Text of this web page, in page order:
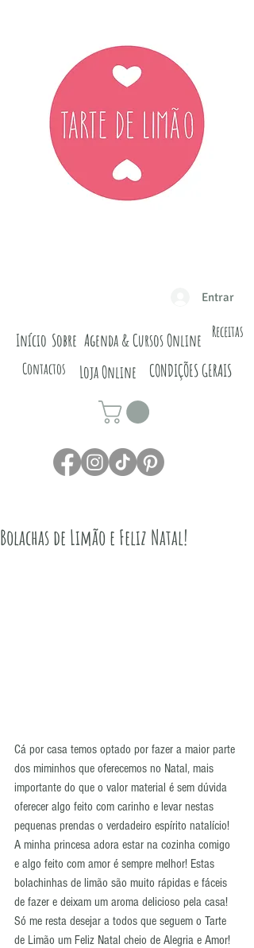
Entrar
Início Sobre Agenda & Cursos Online
Loja Online
CONDIÇÕES GERAIS
Receitas
Contactos
Bolachas de Limão e Feliz Natal!
Cá por casa temos optado por fazer a maior parte
dos miminhos que oferecemos no Natal, mais
importante do que o valor material é sem dúvida
oferecer algo feito com carinho e levar nestas
pequenas prendas o verdadeiro espírito natalício!
A minha princesa adora estar na cozinha comigo
e algo feito com amor é sempre melhor! Estas
bolachinhas de limão são muito rápidas e fáceis
de fazer e deixam um aroma delicioso pela casa!
Só me resta desejar a todos que seguem o Tarte
de Limão um Feliz Natal cheio de Alegria e Amor!